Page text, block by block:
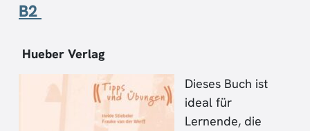
B2
Hueber Verlag
Dieses Buch ist
ideal für
Lernende, die